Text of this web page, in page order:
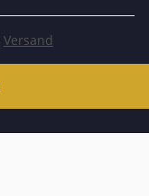
Versand